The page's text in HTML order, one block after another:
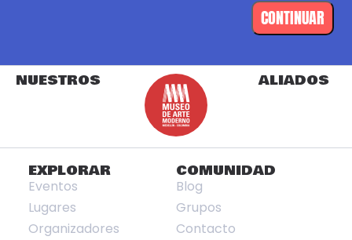
CONTINUAR
NUESTROS ALIADOS
EXPLORAR
Eventos
Lugares
Organizadores
COMUNIDAD
Blog
Grupos
Contacto